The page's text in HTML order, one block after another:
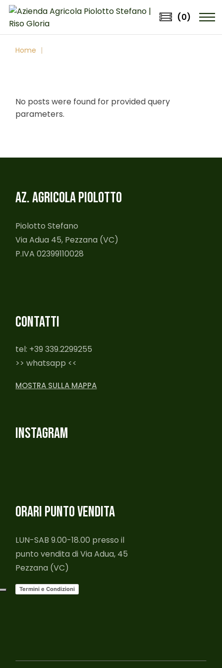
Skip
the
content
(0)
Home
No posts were found for provided query
parameters.
AZ. AGRICOLA PIOLOTTO
Piolotto Stefano
Via Adua 45, Pezzana (VC)
P.IVA 02399110028
CONTATTI
tel: +39 339.2299255
>> whatsapp <<
MOSTRA SULLA MAPPA
INSTAGRAM
ORARI PUNTO VENDITA
LUN-SAB 9.00-18.00 presso il
punto vendita di Via Adua, 45
Pezzana (VC)
Termini e Condizioni